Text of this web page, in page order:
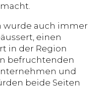
wurde auch immer
einen
in der Region
befruchtenden
und
beide Seiten